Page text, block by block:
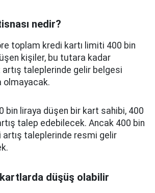
nedir?
toplam kredi kartı limiti 400 bin
kişiler, bu tutara kadar
taleplerinde gelir belgesi
olmayacak.
bin liraya düşen bir kart sahibi, 400
talep edebilecek. Ancak 400 bin
artış taleplerinde resmi gelir
düşüş olabilir